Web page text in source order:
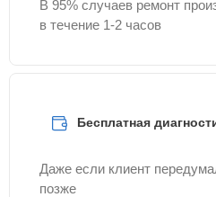
В 95% случаев ремонт
в течение 1-2 часов
Бесплатная
Даже если клиент
позже